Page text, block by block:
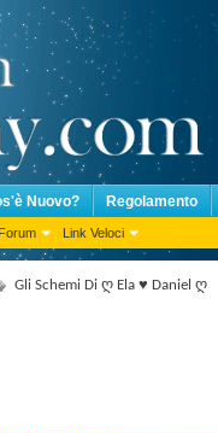
Link Veloci
Nuovo? Regolamento
Gli Schemi Di ღ Ela ♥ Daniel ღ